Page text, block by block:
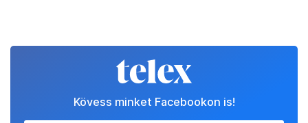
Kövess minket Facebookon is!